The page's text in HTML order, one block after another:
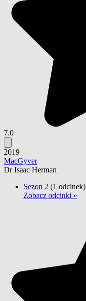
7.0
2019
MacGyver
Dr Isaac Herman
Sezon 2 (1 odcinek)
Zobacz odcinki »